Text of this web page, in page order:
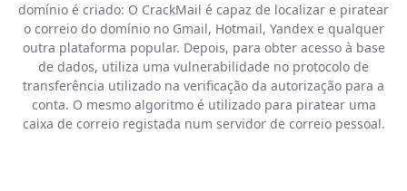
domínio é criado: O CrackMail é capaz de localizar e piratear
o correio do domínio no Gmail, Hotmail, Yandex e qualquer
outra plataforma popular. Depois, para obter acesso à base
de dados, utiliza uma vulnerabilidade no protocolo de
transferência utilizado na verificação da autorização para a
conta. O mesmo algoritmo é utilizado para piratear uma
caixa de correio registada num servidor de correio pessoal.